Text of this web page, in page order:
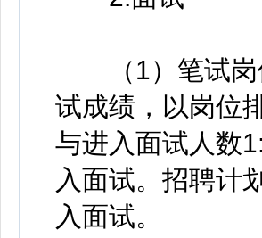
（1）笔试岗
试成绩，以岗位
与进入面试人数
入面试。招聘计
入面试。